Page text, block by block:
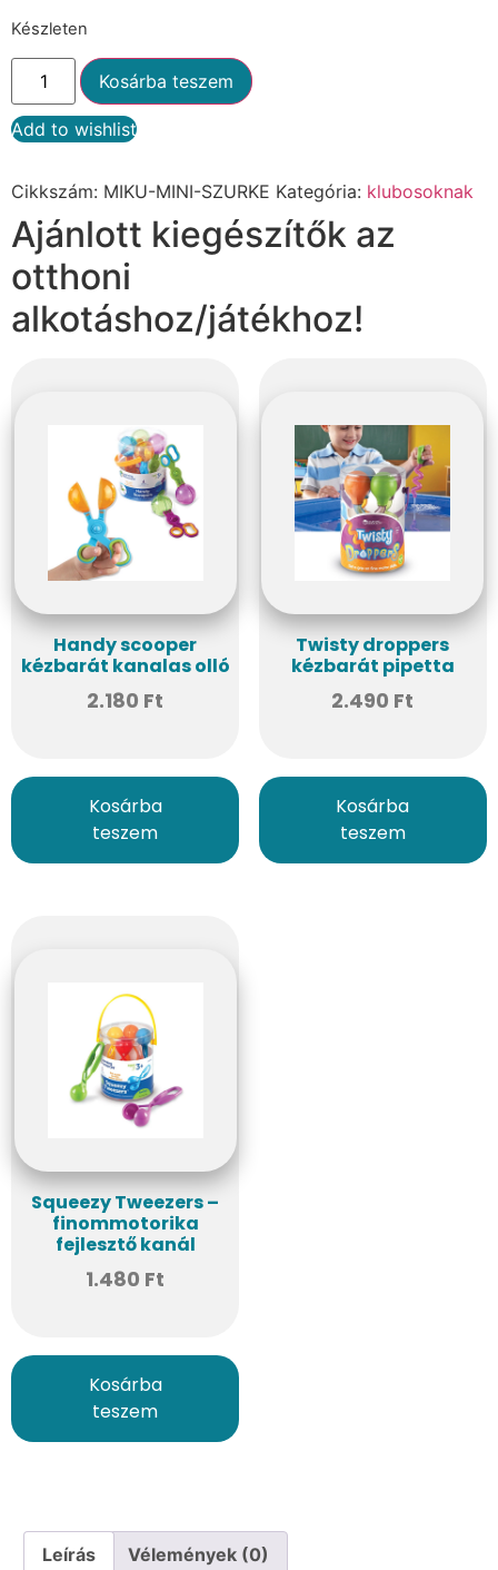
Készleten
Kosárba teszem
Add to wishlist
Cikkszám: MIKU-MINI-SZURKE Kategória: klubosoknak
Ajánlott kiegészítők az
otthoni
alkotáshoz/játékhoz!
Handy scooper
kézbarát kanalas olló
2.180 Ft
Kosárba
teszem
Twisty droppers
kézbarát pipetta
2.490 Ft
Kosárba
teszem
Squeezy Tweezers –
finommotorika
fejlesztő kanál
1.480 Ft
Kosárba
teszem
Leírás Vélemények (0)